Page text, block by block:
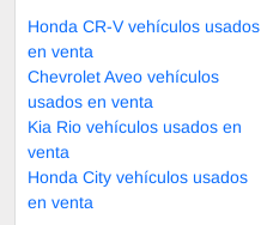
Honda CR-V vehículos usados
en venta
Chevrolet Aveo vehículos
usados en venta
Kia Rio vehículos usados en
venta
Honda City vehículos usados
en venta